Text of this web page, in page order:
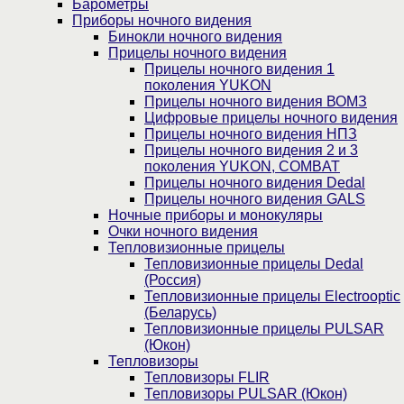
Барометры
Приборы ночного видения
Бинокли ночного видения
Прицелы ночного видения
Прицелы ночного видения 1
поколения YUKON
Прицелы ночного видения ВОМЗ
Цифровые прицелы ночного видения
Прицелы ночного видения НПЗ
Прицелы ночного видения 2 и 3
поколения YUKON, COMBAT
Прицелы ночного видения Dedal
Прицелы ночного видения GALS
Ночные приборы и монокуляры
Очки ночного видения
Тепловизионные прицелы
Тепловизионные прицелы Dedal
(Россия)
Тепловизионные прицелы Electrooptic
(Беларусь)
Тепловизионные прицелы PULSAR
(Юкон)
Тепловизоры
Тепловизоры FLIR
Тепловизоры PULSAR (Юкон)